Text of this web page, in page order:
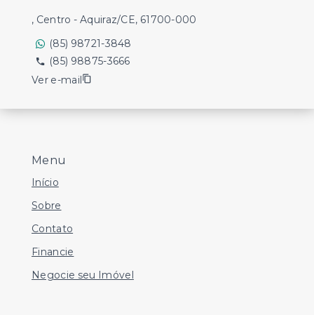
Menu
Início
Sobre
Contato
Financie
Negocie seu Imóvel
, Centro - Aquiraz/CE, 61700-000
(85) 98721-3848
(85) 98875-3666
Ver e-mail